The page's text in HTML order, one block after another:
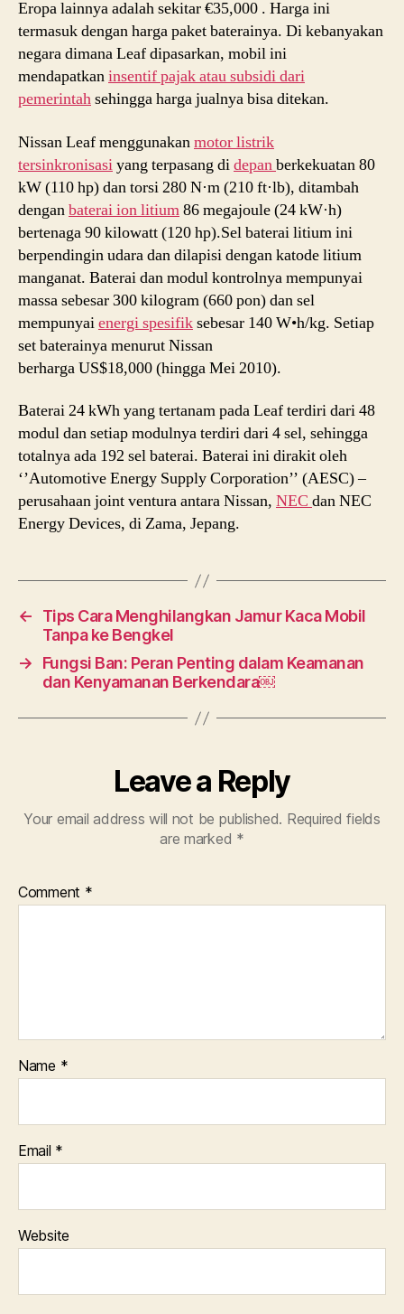
Eropa lainnya adalah sekitar €35,000 . Harga ini
termasuk dengan harga paket baterainya. Di kebanyakan
negara dimana Leaf dipasarkan, mobil ini
mendapatkaninsentif pajak atau subsidi dari
pemerintahsehingga harga jualnya bisa ditekan.
Nissan Leaf menggunakanmotor listrik
tersinkronisasiyang terpasang didepanberkekuatan 80
kW (110 hp) dan torsi 280 N·m (210 ft·lb), ditambah
denganbaterai ion litium86 megajoule (24 kW·h)
bertenaga 90 kilowatt (120 hp).Sel baterai litium ini
berpendingin udara dan dilapisi dengan katode litium
manganat. Baterai dan modul kontrolnya mempunyai
massa sebesar 300 kilogram (660 pon) dan sel
mempunyaienergi spesifiksebesar 140 W•h/kg. Setiap
set baterainya menurut Nissan
berharga US$18,000 (hingga Mei 2010).
Baterai 24 kWh yang tertanam pada Leaf terdiri dari 48
modul dan setiap modulnya terdiri dari 4 sel, sehingga
totalnya ada 192 sel baterai. Baterai ini dirakit oleh
‘’Automotive Energy Supply Corporation’’ (AESC) –
perusahaan joint ventura antara Nissan, NEC dan NEC
Energy Devices, di Zama, Jepang.
←
Tips Cara Menghilangkan Jamur Kaca Mobil
Tanpa ke Bengkel
→
Fungsi Ban: Peran Penting dalam Keamanan
dan Kenyamanan Berkendara￼
Leave a Reply
Your email address will not be published. Required fields
are marked *
Comment *
Name *
Email *
Website